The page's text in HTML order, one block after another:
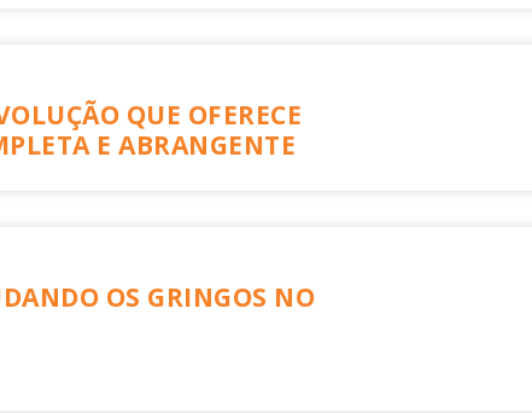
QUE OFERECE
E ABRANGENTE
OS GRINGOS NO